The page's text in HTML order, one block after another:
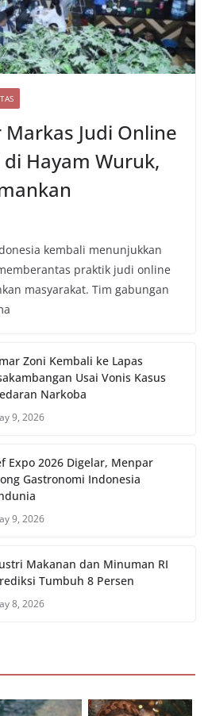
Judi Online
Hayam Wuruk,
kembali menunjukkan
praktik judi online
masyarakat. Tim gabungan
Zoni Kembali ke Lapas
Usai Vonis Kasus
Narkoba
9, 2026
Expo 2026 Digelar, Menpar
Gastronomi Indonesia
9, 2026
Makanan dan Minuman RI
Tumbuh 8 Persen
8, 2026